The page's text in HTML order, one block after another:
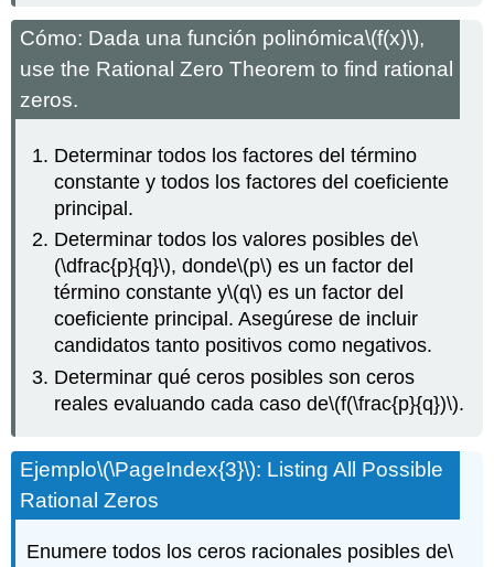
Cómo: Dada una función polinómica\(f(x)\),
use the Rational Zero Theorem to find rational
zeros.
Determinar todos los factores del término
constante y todos los factores del coeficiente
principal.
Determinar todos los valores posibles de\
(\dfrac{p}{q}\), donde\(p\) es un factor del
término constante y\(q\) es un factor del
coeficiente principal. Asegúrese de incluir
candidatos tanto positivos como negativos.
Determinar qué ceros posibles son ceros
reales evaluando cada caso de\(f(\frac{p}{q})\).
Ejemplo\(\PageIndex{3}\): Listing All Possible
Rational Zeros
Enumere todos los ceros racionales posibles de\